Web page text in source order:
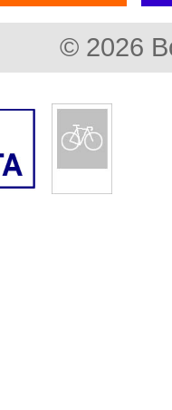
© 2026